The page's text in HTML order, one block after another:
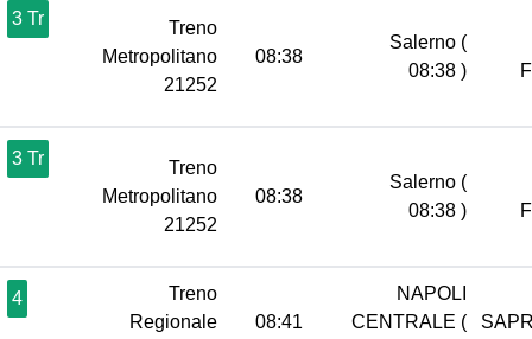
3 Tr
Treno
Metropolitano
21252
08:38
Salerno (
08:38 )
3 Tr
Treno
Metropolitano
21252
08:38
Salerno (
08:38 )
4
Treno
Regionale
08:41
NAPOLI
CENTRALE (